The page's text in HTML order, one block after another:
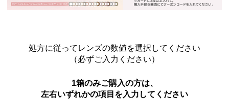
処方に従ってレンズの数値を選択してください
（必ずご入力ください）
1箱のみご購入の方は、
左右いずれかの項目を入力してください